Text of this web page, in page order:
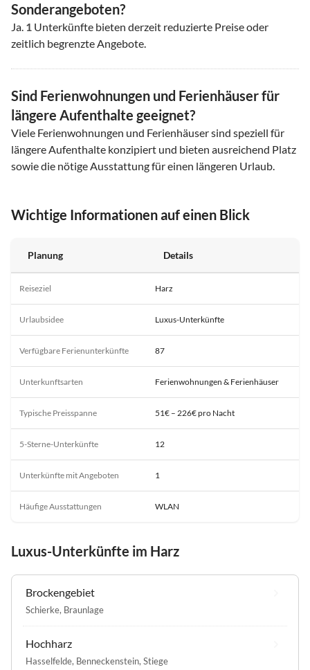
Sonderangeboten?
Ja. 1 Unterkünfte bieten derzeit reduzierte Preise oder
zeitlich begrenzte Angebote.
Sind Ferienwohnungen und Ferienhäuser für
längere Aufenthalte geeignet?
Viele Ferienwohnungen und Ferienhäuser sind speziell für
längere Aufenthalte konzipiert und bieten ausreichend Platz
sowie die nötige Ausstattung für einen längeren Urlaub.
Wichtige Informationen auf einen Blick
Planung Details
Reiseziel Harz
Urlaubsidee Luxus-Unterkünfte
Verfügbare Ferienunterkünfte 87
Unterkunftsarten Ferienwohnungen & Ferienhäuser
Typische Preisspanne 51€ – 226€ pro Nacht
5-Sterne-Unterkünfte 12
Unterkünfte mit Angeboten 1
Häufige Ausstattungen WLAN
Luxus-Unterkünfte im Harz
Brockengebiet
Schierke, Braunlage
Hochharz
Hasselfelde, Benneckenstein, Stiege